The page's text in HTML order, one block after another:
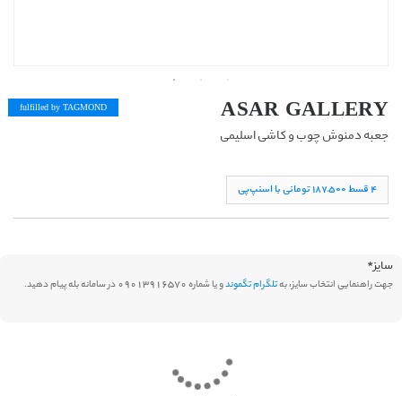
ASAR GALLERY
جعبه دمنوش چوب و کاشی اسلیمی
fulfilled by TAGMOND
۴ قسط ١۸۷,۵۰۰ تومانی با اسنپ‌پی
سایز*
جهت راهنمایی انتخاب سایز، بهتلگرام تگموندو یا شماره 09013916570 در سامانه بله پیام دهید.